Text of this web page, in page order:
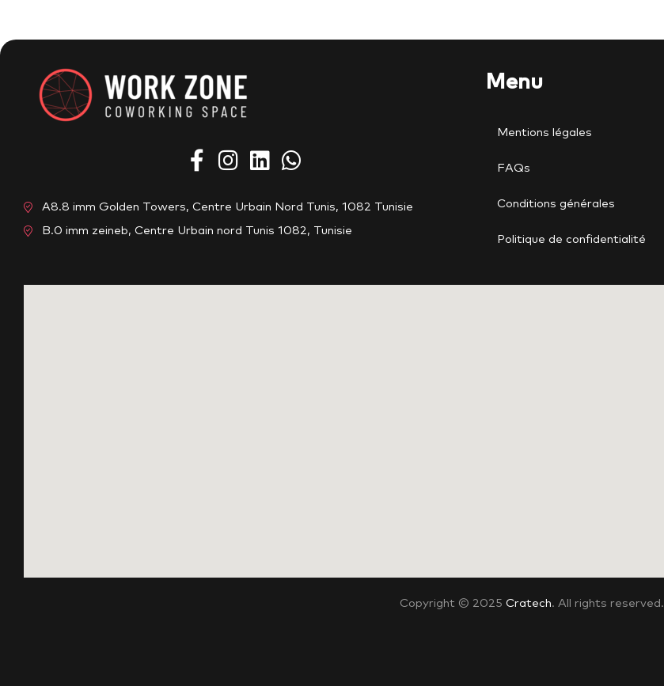
A8.8 imm Golden Towers, Centre Urbain Nord Tunis, 1082 Tunisie
B.0 imm zeineb, Centre Urbain nord Tunis 1082, Tunisie
Menu
Mentions légales
FAQs
Conditions générales
Politique de confidentialité
Copyright © 2025 Cratech. All rights reserved.